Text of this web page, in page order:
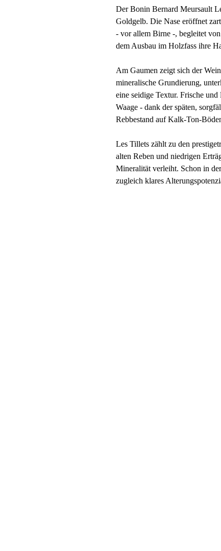
Der Bonin Bernard Meursault
Goldgelb. Die Nase eröffnet
- vor allem Birne -, begleitet
dem Ausbau im Holzfass ihre
Am Gaumen zeigt sich der
mineralische Grundierung,
eine seidige Textur. Frische
Waage - dank der späten,
Rebbestand auf Kalk-Ton-
Les Tillets zählt zu den
alten Reben und niedrigen
Mineralität verleiht. Schon in
zugleich klares